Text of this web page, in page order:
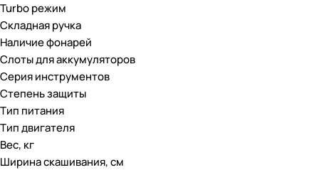
Turbo режим
Складная ручка
Наличие фонарей
Слоты для аккумуляторов
Серия инструментов
Степень защиты
Тип питания
Тип двигателя
Вес, кг
Ширина скашивания, см